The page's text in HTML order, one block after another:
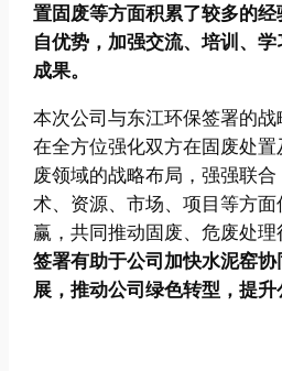
置固废等方面积累了较多的
自优势，加强交流、培训、
成果。
本次公司与东江环保签署的
在全方位强化双方在固废处
废领域的战略布局，强强联
术、资源、市场、项目等方
赢，共同推动固废、危废处
签署有助于公司加快水泥窑
展，推动公司绿色转型，提升